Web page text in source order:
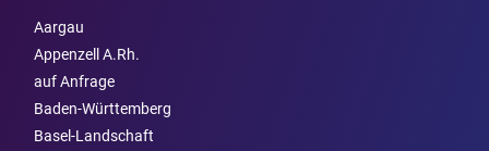
Aargau
Appenzell A.Rh.
auf Anfrage
Baden-Württemberg
Basel-Landschaft